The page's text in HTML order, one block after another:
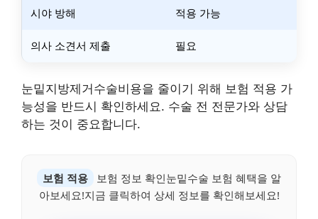
시야 방해 적용 가능
의사 소견서 제출 필요
눈밑지방제거수술비용을 줄이기 위해 보험 적용 가
능성을 반드시 확인하세요. 수술 전 전문가와 상담
하는 것이 중요합니다.
보험 적용
보험 정보 확인눈밑수술 보험 혜택을 알
아보세요!지금 클릭하여 상세 정보를 확인해보세요!